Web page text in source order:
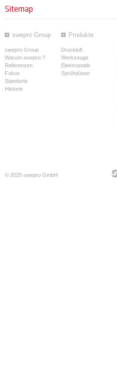
Sitemap
swepro Group
swepro Group
Warum swepro ?
Referenzen
Fokus
Standorte
Historie
Produkte
Druckluft
Werkzeuge
Elektrostatik
Sprühdüsen
© 2025 swepro GmbH